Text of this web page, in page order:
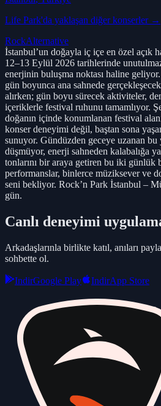
Life Park'da yaklaşan diğer konserler →
RockAlternative
İstanbul’un doğayla iç içe en özel açık
12–13 Eylül 2026 tarihlerinde
enerjinin buluşma noktası haline
gün boyunca ana sahnede
alırken; gün boyu sürecek aktiviteler,
içeriklerle festival ruhunu tamamlıyor.
doğanın içinde konumlanan festival
konser deneyimi değil, baştan sona
sunuyor. Gündüzden geceye uzanan
düşmüyor, enerji sahneden kalabalığa
tonlarını bir araya getiren bu iki günlük
performanslar, binlerce müziksever ve
seni bekliyor. Rock’n Park İstanbul –
gün.
Canlı deneyimi
Arkadaşlarınla birlikte katıl, anıları
sohbette ol.
IndirGoogle Play IndirApp Store